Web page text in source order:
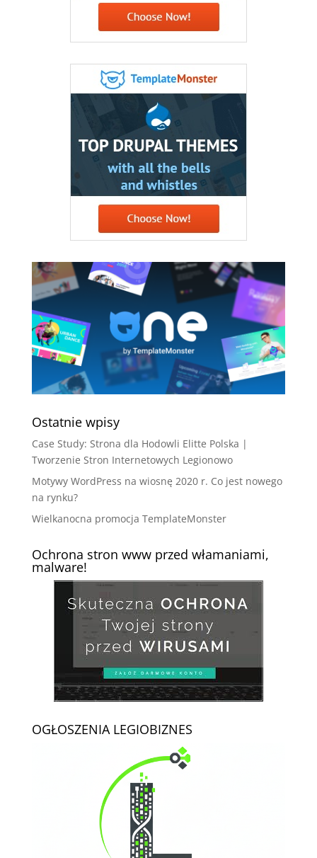
Ostatnie wpisy
Case Study: Strona dla Hodowli Elitte Polska |
Tworzenie Stron Internetowych Legionowo
Motywy WordPress na wiosnę 2020 r. Co jest nowego
na rynku?
Wielkanocna promocja TemplateMonster
Ochrona stron www przed włamaniami,
malware!
OGŁOSZENIA LEGIOBIZNES